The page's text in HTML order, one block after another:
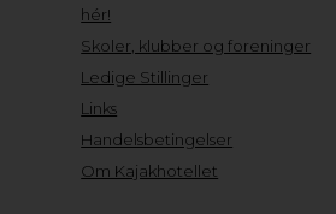
hér!
Skoler, klubber og foreninger
Ledige Stillinger
Links
Handelsbetingelser
Om Kajakhotellet